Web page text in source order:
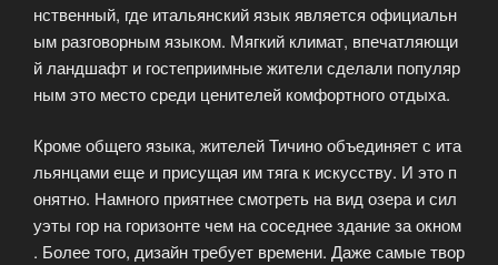
нственный, где итальянский язык является официальн
ым разговорным языком. Мягкий климат, впечатляющи
й ландшафт и гостеприимные жители сделали популяр
ным это место среди ценителей комфортного отдыха.
Кроме общего языка, жителей Тичино объединяет с ита
льянцами еще и присущая им тяга к искусству. И это п
онятно. Намного приятнее смотреть на вид озера и сил
уэты гор на горизонте чем на соседнее здание за окном
. Более того, дизайн требует времени. Даже самые твор